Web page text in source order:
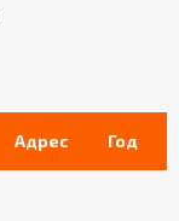
Адрес Год